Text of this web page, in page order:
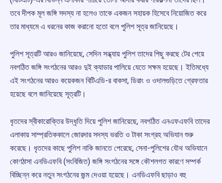
তবে দীপক মূল জঙ্গি সদস্য না হলেও তাকে একজন সহায়ক হিসেবে নিয়োজিত করে
তার মাধ্যমে এ ধরনের কাজ করানো হতো বলে পুলিশ সূত্র জানিয়েছে।
পুলিশ সূত্রটি আরও জানিয়েছে, সেদিন সন্ধ্যায় পুলিশ তাদের পিছু করছে টের পেয়ে
নবগঠিত জঙ্গি সংগঠনের আরও দুই ক্যাডার পালিয়ে যেতে সক্ষম হয়েছে। ইতিমধ্যে
এই সংগঠনের আরও কয়েকজন বিটিএডি-র বাকসা, ডিরাং ও ওদালগুড়িতে গ্রেফতার
হয়েছে বলে জানিয়েছে সূত্রটি।
ধৃতদের স্বীকারোক্তির উদ্ধৃতি দিয়ে পুলিশ জানিয়েছে, নবগঠিত এনএফএফবি তাদের
এলাকায় সাম্প্রতিককালে জোরদার সদস্য ভরতি ও টাকা সংগ্রহ অভিযান শুরু
করেছে। ধৃতদের কাছে পুলিশ নাকি জানতে পেরেছে, সেনা-পুলিশের যৌথ অভিযানে
কোণঠাসা এনডিএফবি (সংবিজিত) জঙ্গি সংগঠনের সঙ্গে কৌশলগত কারণে সম্পর্ক
বিচ্ছিন্ন করে নতুন সংগঠনের জন্ম দেওয়া হয়েছে। এনডিএফবি ছাড়াও বহু